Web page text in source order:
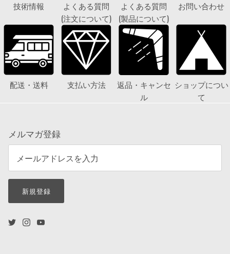
技術情報
よくある質問
(注文について)
よくある質問
(製品について)
お問い合わせ
配送・送料 支払い方法
返品・キャンセ
ル
ショップについ
て
メルマガ登録
新規登録